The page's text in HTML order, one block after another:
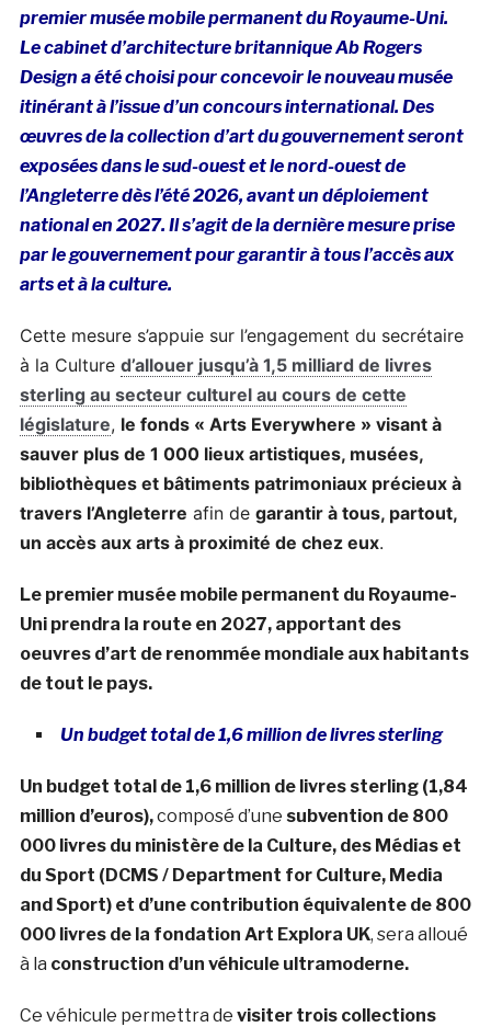
premier musée mobile permanent du Royaume-Uni.
Le cabinet d’architecture britannique Ab Rogers
Design a été choisi pour concevoir le nouveau musée
itinérant à l’issue d’un concours international. Des
œuvres de la collection d’art du gouvernement seront
exposées dans le sud-ouest et le nord-ouest de
l’Angleterre dès l’été 2026, avant un déploiement
national en 2027. Il s’agit de la dernière mesure prise
par le gouvernement pour garantir à tous l’accès aux
arts et à la culture.
Cette mesure s’appuie sur l’engagement du secrétaire
à la Culture d’allouer jusqu’à 1,5 milliard de livres
sterling au secteur culturel au cours de cette
législature, le fonds « Arts Everywhere » visant à
sauver plus de 1 000 lieux artistiques, musées,
bibliothèques et bâtiments patrimoniaux précieux à
travers l’Angleterre afin de garantir à tous, partout,
un accès aux arts à proximité de chez eux.
Le premier musée mobile permanent du Royaume-
Uni prendra la route en 2027, apportant des
oeuvres d’art de renommée mondiale aux habitants
de tout le pays.
Un budget total de 1,6 million de livres sterling
Un budget total de 1,6 million de livres sterling (1,84
million d’euros),composé d’une subvention de 800
000 livres du ministère de la Culture, des Médias et
du Sport (DCMS / Department for Culture, Media
and Sport) et d’une contribution équivalente de 800
000 livres de la fondation Art Explora UK, sera alloué
à la construction d’un véhicule ultramoderne.
Ce véhicule permettra de visiter trois collections